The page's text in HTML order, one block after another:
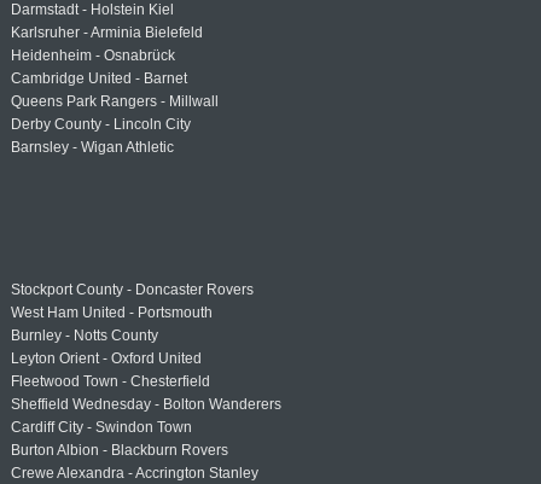
Darmstadt - Holstein Kiel
Karlsruher - Arminia Bielefeld
Heidenheim - Osnabrück
Cambridge United - Barnet
Queens Park Rangers - Millwall
Derby County - Lincoln City
Barnsley - Wigan Athletic
Stockport County - Doncaster Rovers
West Ham United - Portsmouth
Burnley - Notts County
Leyton Orient - Oxford United
Fleetwood Town - Chesterfield
Sheffield Wednesday - Bolton Wanderers
Cardiff City - Swindon Town
Burton Albion - Blackburn Rovers
Crewe Alexandra - Accrington Stanley